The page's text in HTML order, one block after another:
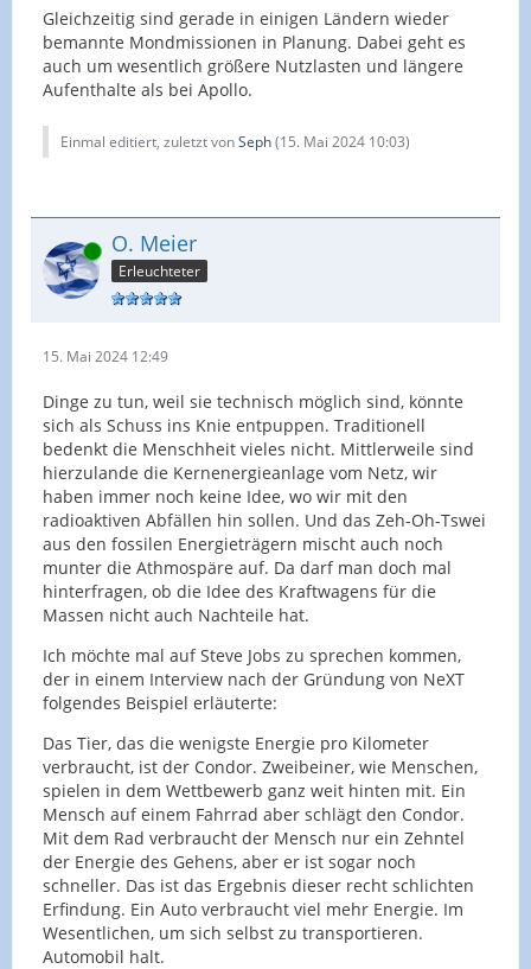
Gleichzeitig sind gerade in einigen Ländern wieder
bemannte Mondmissionen in Planung. Dabei geht es
auch um wesentlich größere Nutzlasten und längere
Aufenthalte als bei Apollo.
Einmal editiert, zuletzt vonSeph(15. Mai 2024 10:03)
Online O. Meier
Erleuchteter
15. Mai 2024 12:49
Dinge zu tun, weil sie technisch möglich sind, könnte
sich als Schuss ins Knie entpuppen. Traditionell
bedenkt die Menschheit vieles nicht. Mittlerweile sind
hierzulande die Kernenergieanlage vom Netz, wir
haben immer noch keine Idee, wo wir mit den
radioaktiven Abfällen hin sollen. Und das Zeh-Oh-Tswei
aus den fossilen Energieträgern mischt auch noch
munter die Athmospäre auf. Da darf man doch mal
hinterfragen, ob die Idee des Kraftwagens für die
Massen nicht auch Nachteile hat.
Ich möchte mal auf Steve Jobs zu sprechen kommen,
der in einem Interview nach der Gründung von NeXT
folgendes Beispiel erläuterte:
Das Tier, das die wenigste Energie pro Kilometer
verbraucht, ist der Condor. Zweibeiner, wie Menschen,
spielen in dem Wettbewerb ganz weit hinten mit. Ein
Mensch auf einem Fahrrad aber schlägt den Condor.
Mit dem Rad verbraucht der Mensch nur ein Zehntel
der Energie des Gehens, aber er ist sogar noch
schneller. Das ist das Ergebnis dieser recht schlichten
Erfindung. Ein Auto verbraucht viel mehr Energie. Im
Wesentlichen, um sich selbst zu transportieren.
Automobil halt.